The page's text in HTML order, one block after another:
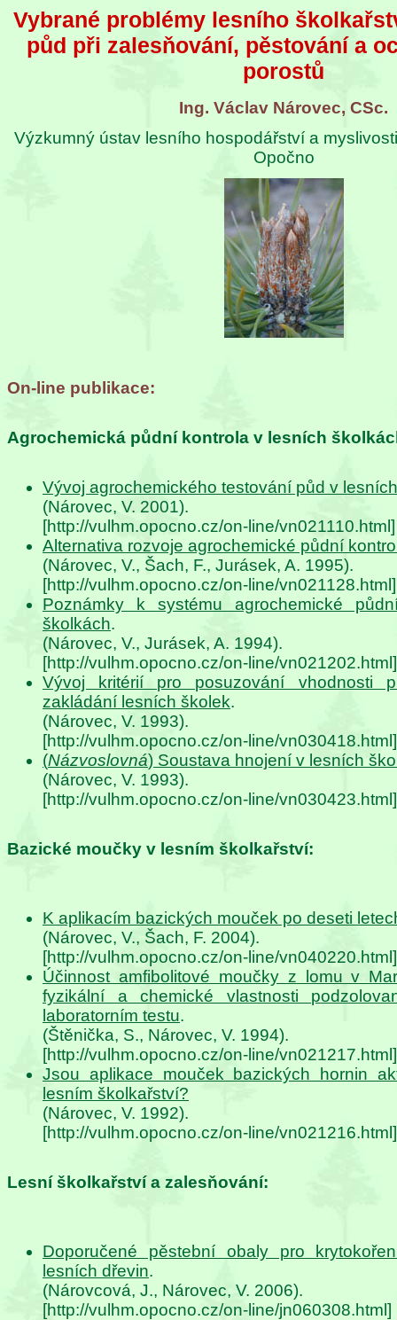
Vybrané problémy lesního
půd při zalesňování, pěstování a
porostů
Ing. Václav Nárovec, CSc.
Výzkumný ústav lesního hospodářství a
Opočno
On-line publikace:
Agrochemická půdní kontrola v lesních
Vývoj agrochemického testování půd v
(Nárovec, V. 2001).
[http://vulhm.opocno.cz/on-line/vn021110.html]
Alternativa rozvoje agrochemické půdní
(Nárovec, V., Šach, F., Jurásek, A. 1995).
[http://vulhm.opocno.cz/on-line/vn021128.html]
Poznámky k systému agrochemické
školkách.
(Nárovec, V., Jurásek, A. 1994).
[http://vulhm.opocno.cz/on-line/vn021202.html]
Vývoj kritérií pro posuzování vhodnosti
zakládání lesních školek.
(Nárovec, V. 1993).
[http://vulhm.opocno.cz/on-line/vn030418.html]
(Názvoslovná) Soustava hnojení v lesních
(Nárovec, V. 1993).
[http://vulhm.opocno.cz/on-line/vn030423.html]
Bazické moučky v lesním školkařství:
K aplikacím bazických mouček po deseti
(Nárovec, V., Šach, F. 2004).
[http://vulhm.opocno.cz/on-line/vn040220.html]
Účinnost amfibolitové moučky z lomu v
fyzikální a chemické vlastnosti
laboratorním testu.
(Štěnička, S., Nárovec, V. 1994).
[http://vulhm.opocno.cz/on-line/vn021217.html]
Jsou aplikace mouček bazických hornin
lesním školkařství?
(Nárovec, V. 1992).
[http://vulhm.opocno.cz/on-line/vn021216.html]
Lesní školkařství a zalesňování:
Doporučené pěstební obaly pro
lesních dřevin.
(Nárovcová, J., Nárovec, V. 2006).
[http://vulhm.opocno.cz/on-line/jn060308.html]